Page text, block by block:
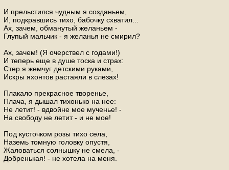
И прельстился чудным я созданьем,
И, подкравшись тихо, бабочку схватил...
Ах, зачем, обманутый желаньем -
Глупый мальчик - я желанья не смирил?
Ах, зачем! (Я очерствел с годами!)
И теперь еще в душе тоска и страх:
Стер я жемчуг детскими руками,
Искры яхонтов растаяли в слезах!
Плакало прекрасное творенье,
Плача, я дышал тихонько на нее:
Не летит! - вдвойне мое мученье! -
На свободу не летит - и не мое!
Под кусточком розы тихо села,
Наземь томную головку опустя,
Жаловаться солнышку не смела, -
Добренькая! - не хотела на меня.